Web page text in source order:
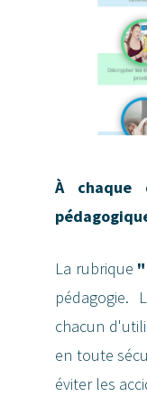
À chaque
La rubrique "
pédagogie.
chacun
en toute
éviter les